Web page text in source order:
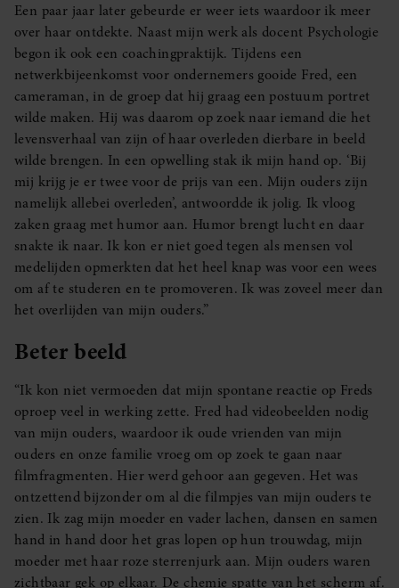
Een paar jaar later gebeurde er weer iets waardoor ik meer
over haar ontdekte. Naast mijn werk als docent Psychologie
begon ik ook een coachingpraktijk. Tijdens een
netwerkbijeenkomst voor ondernemers gooide Fred, een
cameraman, in de groep dat hij graag een postuum portret
wilde maken. Hij was daarom op zoek naar iemand die het
levensverhaal van zijn of haar overleden dierbare in beeld
wilde brengen. In een opwelling stak ik mijn hand op. ‘Bij
mij krijg je er twee voor de prijs van een. Mijn ouders zijn
namelijk allebei overleden’, antwoordde ik jolig. Ik vloog
zaken graag met humor aan. Humor brengt lucht en daar
snakte ik naar. Ik kon er niet goed tegen als mensen vol
medelijden opmerkten dat het heel knap was voor een wees
om af te studeren en te promoveren. Ik was zoveel meer dan
het overlijden van mijn ouders.”
Beter beeld
“Ik kon niet vermoeden dat mijn spontane reactie op Freds
oproep veel in werking zette. Fred had videobeelden nodig
van mijn ouders, waardoor ik oude vrienden van mijn
ouders en onze familie vroeg om op zoek te gaan naar
filmfragmenten. Hier werd gehoor aan gegeven. Het was
ontzettend bijzonder om al die filmpjes van mijn ouders te
zien. Ik zag mijn moeder en vader lachen, dansen en samen
hand in hand door het gras lopen op hun trouwdag, mijn
moeder met haar roze sterrenjurk aan. Mijn ouders waren
zichtbaar gek op elkaar. De chemie spatte van het scherm af.